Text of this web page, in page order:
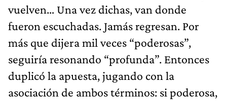
vuelven… Una vez dichas, van donde
fueron escuchadas. Jamás regresan. Por
más que dijera mil veces “poderosas”,
seguiría resonando “profunda”. Entonces
duplicó la apuesta, jugando con la
asociación de ambos términos: si poderosa,